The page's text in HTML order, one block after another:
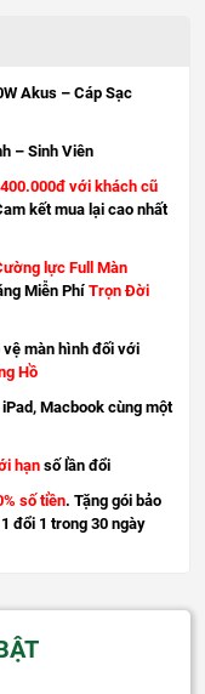
Akus – Cáp Sạc
– Sinh Viên
400.000đ với khách cũ
kết mua lại cao nhất
lực Full Màn
Miễn Phí Trọn Đời
vệ màn hình đối với
Hồ
Macbook cùng một
hạnsố lần đổi
số tiền. Tặng gói bảo
đổi 1 trong 30 ngày